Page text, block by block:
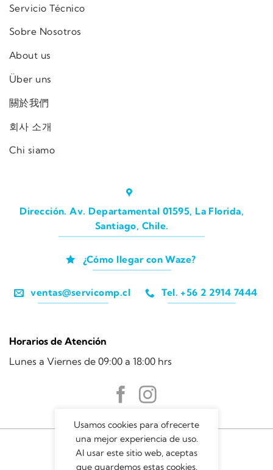
Servicio Técnico
Sobre Nosotros
About us
Über uns
關於我們
회사 소개
Chi siamo
Dirección. Av. Departamental 01595, La Florida,
Santiago, Chile.
¿Cómo llegar con Waze?
ventas@servicomp.cl Tel. +56 2 2914 7444
Horarios de Atención
Lunes a Viernes de 09:00 a 18:00 hrs
Usamos cookies para ofrecerte
una mejor experiencia de uso.
Al usar este sitio web, aceptas
que guardemos estas cookies.